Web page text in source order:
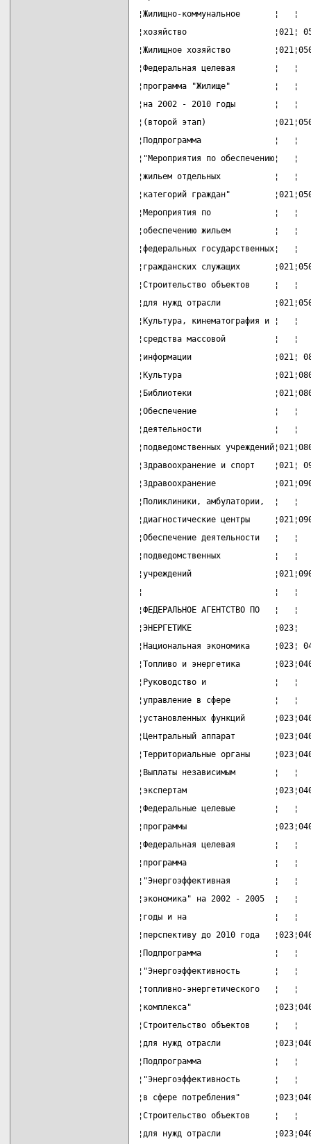
¦Жилищно-коммунальное
¦хозяйство
¦Жилищное хозяйство
¦Федеральная целевая
¦программа "Жилище"
¦на 2002 - 2010 годы        ¦
¦(второй этап)
¦Подпрограмма               ¦
¦"Мероприятия по
¦жильем отдельных
¦категорий граждан"
¦Мероприятия по             ¦
¦обеспечению жильем
¦федеральных
¦гражданских служащих
¦Строительство объектов
¦для нужд отрасли
¦Культура, кинематография
¦средства массовой
¦информации
¦Культура
¦Библиотеки
¦Обеспечение                ¦
¦деятельности               ¦
¦подведомственных
¦Здравоохранение и спорт
¦Здравоохранение
¦Поликлиники, амбулатории,
¦диагностические центры
¦Обеспечение деятельности
¦подведомственных
¦учреждений
¦                           ¦   ¦
¦ФЕДЕРАЛЬНОЕ АГЕНТСТВО ПО
¦ЭНЕРГЕТИКЕ                 ¦023¦
¦Национальная экономика
¦Топливо и энергетика
¦Руководство и              ¦
¦управление в сфере
¦установленных функций
¦Центральный аппарат
¦Территориальные органы
¦Выплаты независимым
¦экспертам
¦Федеральные целевые
¦программы
¦Федеральная целевая
¦программа                  ¦
¦"Энергоэффективная
¦экономика" на 2002 - 2005
¦годы и на                  ¦
¦перспективу до 2010 года
¦Подпрограмма               ¦
¦"Энергоэффективность
¦топливно-энергетического
¦комплекса"
¦Строительство объектов
¦для нужд отрасли
¦Подпрограмма               ¦
¦"Энергоэффективность
¦в сфере потребления"
¦Строительство объектов
¦для нужд отрасли